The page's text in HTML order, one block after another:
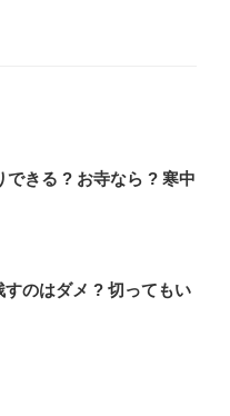
きる ? お寺なら ? 寒中
のはダメ ? 切ってもい